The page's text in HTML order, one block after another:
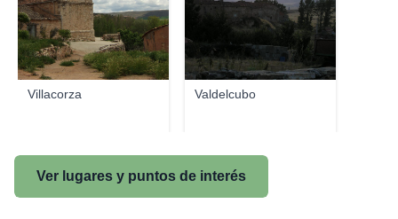
Villacorza Valdelcubo
Ver lugares y puntos de interés